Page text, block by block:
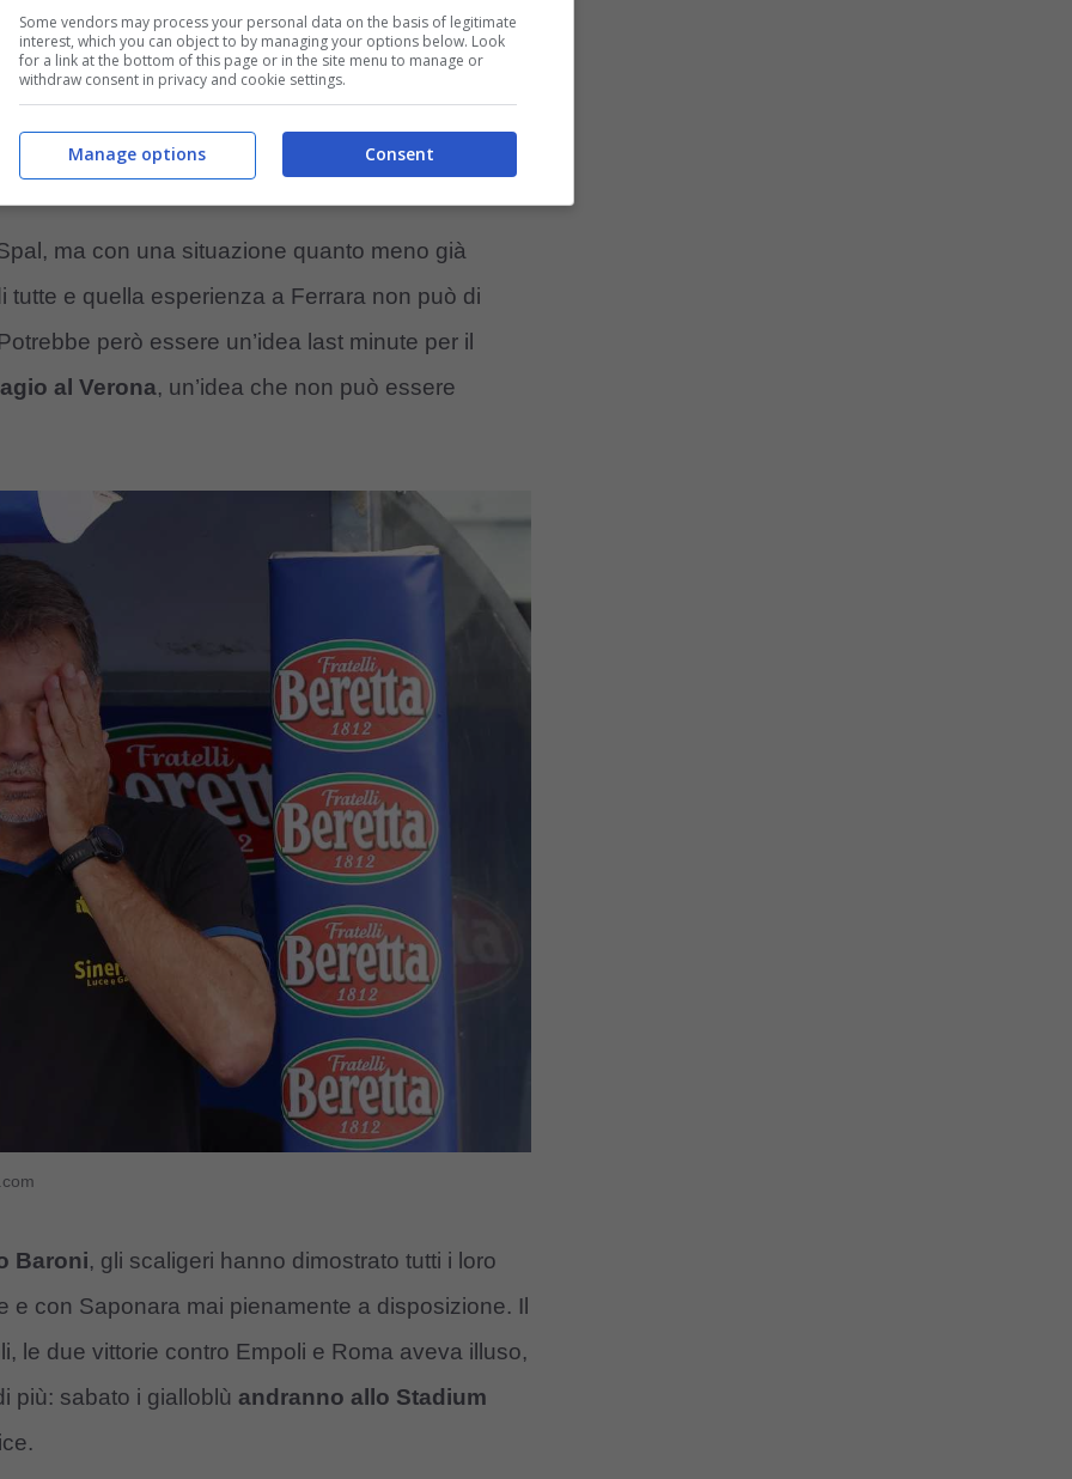
ma con una situazione quanto meno già
e quella esperienza a Ferrara non può di
però essere un’idea last minute per il
al Verona, un’idea che non può essere
Baroni, gli scaligeri hanno dimostrato tutti i loro
e con Saponara mai pienamente a disposizione. Il
le due vittorie contro Empoli e Roma aveva illuso,
più: sabato i gialloblù andranno allo Stadium
Some vendors may process your personal data on the basis of legitimate
interest, which you can object to by managing your options below. Look
for a link at the bottom of this page or in the site menu to manage or
withdraw consent in privacy and cookie settings.
Consent
Manage options